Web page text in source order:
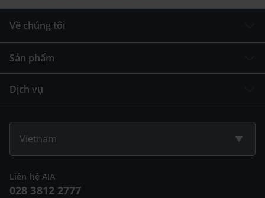
Về chúng tôi
Sản phẩm
Dịch vụ
Vietnam
Liên hệ AIA
028 3812 2777